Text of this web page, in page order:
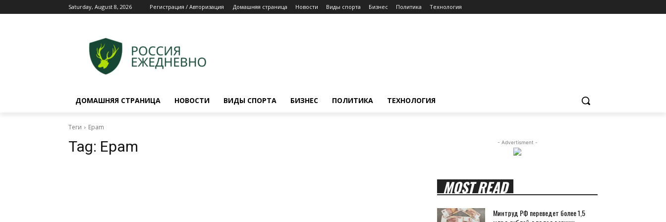
Saturday, August 8, 2026 Регистрация / Авторизация Домашняя страница Новости Виды спорта Бизнес Политика Технология
ДОМАШНЯЯ СТРАНИЦА НОВОСТИ ВИДЫ СПОРТА БИЗНЕС ПОЛИТИКА ТЕХНОЛОГИЯ
Теги Epam
Tag: Epam - Advertisment -
MOST READ
Минтруд РФ переведет более 1,5